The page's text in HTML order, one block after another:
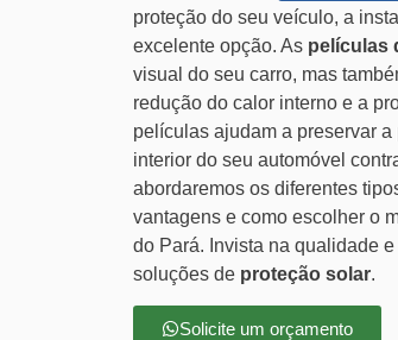
proteção do seu veículo, a
excelente opção. As películas
visual do seu carro, mas
redução do calor interno e a
películas ajudam a preservar
interior do seu automóvel
abordaremos os diferentes
vantagens e como escolher o
do Pará. Invista na qualidade
soluções de proteção solar.
Solicite um orçamento